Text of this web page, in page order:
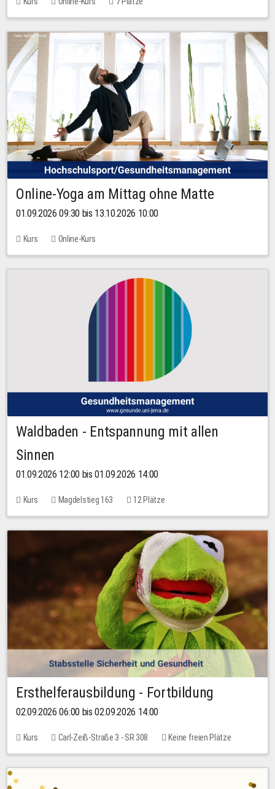
Online-Yoga am Mittag ohne Matte
01.09.2026 09:30 bis 13.10.2026 10:00
Kurs Online-Kurs
Waldbaden - Entspannung mit allen
Sinnen
01.09.2026 12:00 bis 01.09.2026 14:00
Kurs Magdelstieg 163 12 Plätze
Ersthelferausbildung - Fortbildung
02.09.2026 06:00 bis 02.09.2026 14:00
Kurs Carl-Zeiß-Straße 3 - SR 308 Keine freien Plätze